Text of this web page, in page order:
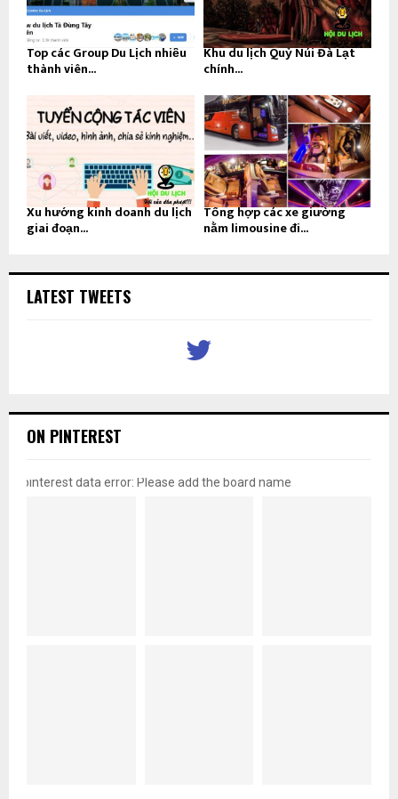
Top các Group Du Lịch nhiều
thành viên...
Khu du lịch Quỷ Núi Đà Lạt
chính...
Xu hướng kinh doanh du lịch
giai đoạn...
Tổng hợp các xe giường
nằm limousine đi...
LATEST TWEETS
ON PINTEREST
pinterest data error: Please add the board name